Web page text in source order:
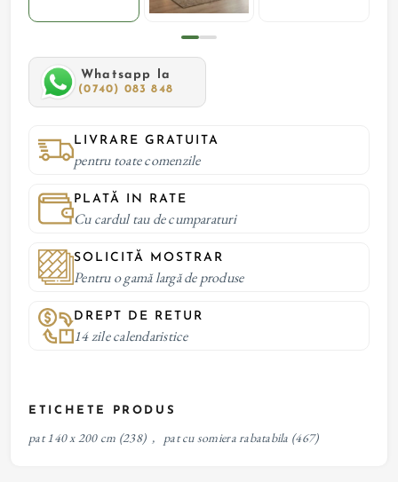
Whatsapp la
(0740) 083 848
LIVRARE GRATUITA
pentru toate comenzile
PLATĂ IN RATE
Cu cardul tau de cumparaturi
SOLICITĂ MOSTRAR
Pentru o gamă largă de produse
DREPT DE RETUR
14 zile calendaristice
ETICHETE PRODUS
pat 140 x 200 cm (238) , pat cu somiera rabatabila (467)